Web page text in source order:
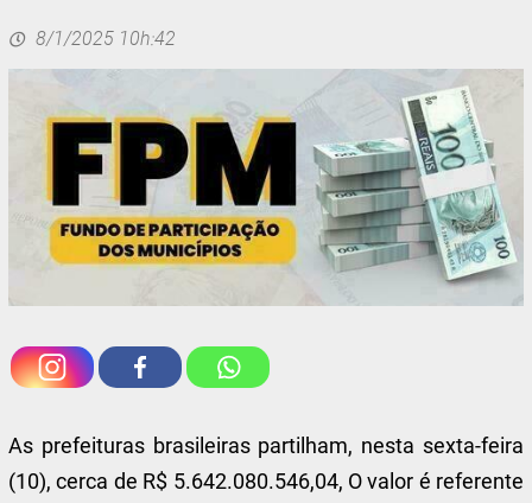
8/1/2025 10h:42
As prefeituras brasileiras partilham, nesta sexta-feira
(10), cerca de R$ 5.642.080.546,04, O valor é referente